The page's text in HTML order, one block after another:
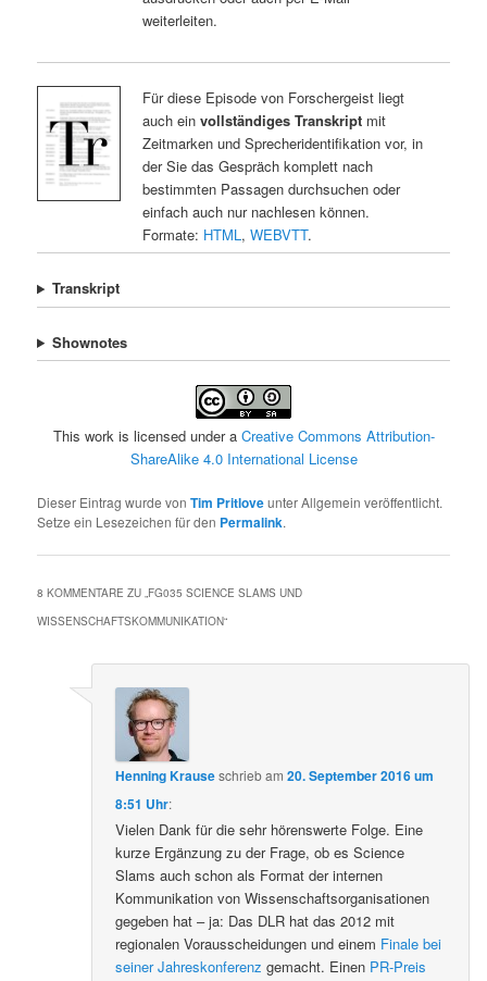
weiterleiten.
Für diese Episode von Forschergeist liegt
auch ein vollständiges Transkriptmit
Zeitmarken und Sprecheridentifikation vor, in
der Sie das Gespräch komplett nach
bestimmten Passagen durchsuchen oder
einfach auch nur nachlesen können.
Formate: HTML , WEBVTT.
Transkript
Shownotes
This work is licensed under a Creative Commons Attribution-
ShareAlike 4.0 International License
Dieser Eintrag wurde vonTim Pritloveunter Allgemein veröffentlicht.
Setze ein Lesezeichen für den Permalink.
8 KOMMENTARE ZU „FG035 SCIENCE SLAMS UND
WISSENSCHAFTSKOMMUNIKATION“
Henning Krauseschriebam20. September 2016 um
8:51 Uhr:
Vielen Dank für die sehr hörenswerte Folge. Eine
kurze Ergänzung zu der Frage, ob es Science
Slams auch schon als Format der internen
Kommunikation von Wissenschaftsorganisationen
gegeben hat – ja: Das DLR hat das 2012 mit
regionalen Vorausscheidungen und einem Finale bei
seiner Jahreskonferenz gemacht. Einen PR-Preis